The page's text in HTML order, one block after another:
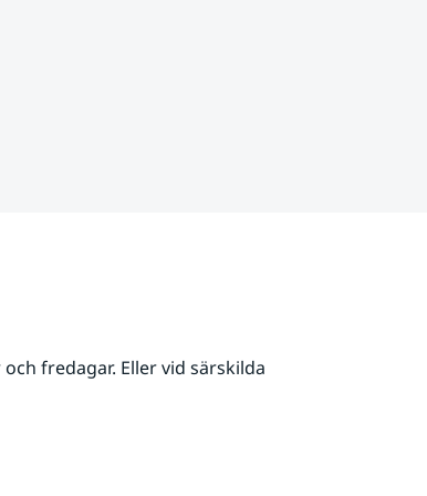
fredagar. Eller vid särskilda